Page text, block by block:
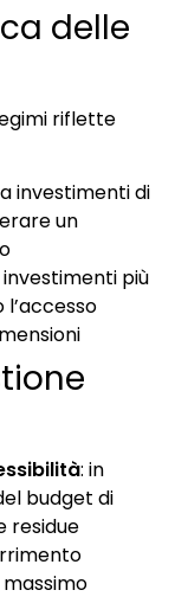
delle
riflette
investimenti di
un
più
: in
budget di
residue